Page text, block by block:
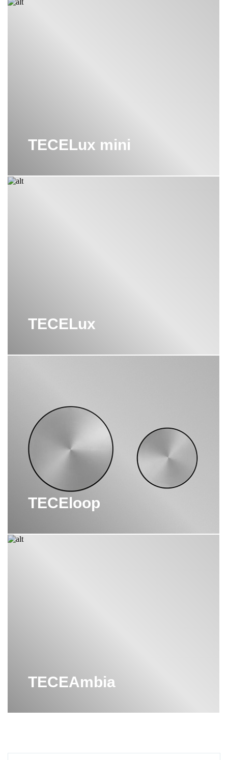
TECELux mini
TECELux
TECEloop
TECEAmbia